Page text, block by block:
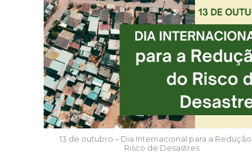
13 de outubro – Dia Internacional para a
Risco de Desastres